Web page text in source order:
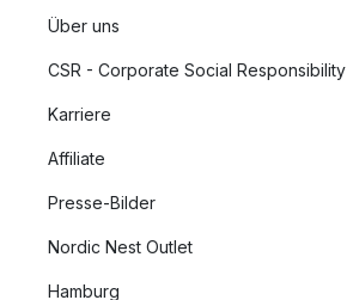
Über uns
CSR - Corporate Social Responsibility
Karriere
Affiliate
Presse-Bilder
Nordic Nest Outlet
Hamburg